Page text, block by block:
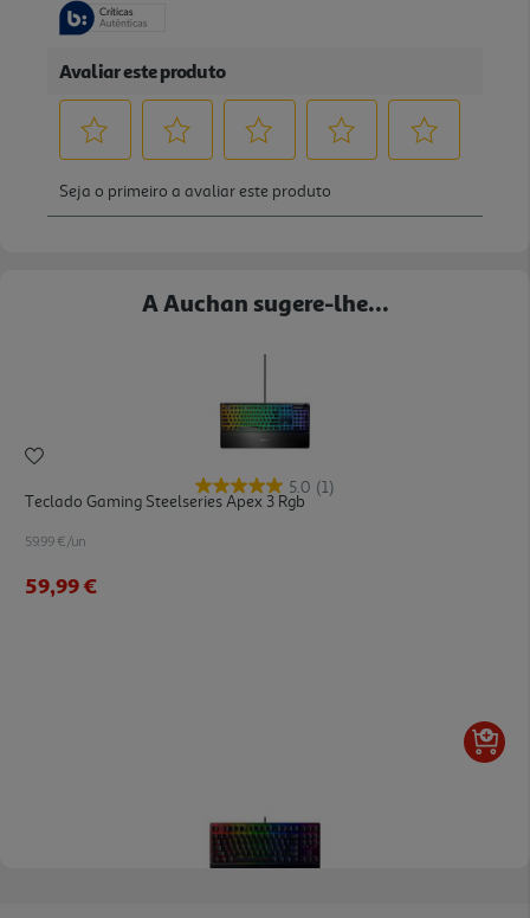
A Auchan sugere-lhe...
5.0 (1)
Teclado Gaming Steelseries Apex 3 Rgb
59.99 €/un
59,99 €